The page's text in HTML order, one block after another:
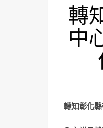
轉
中
轉知彰化